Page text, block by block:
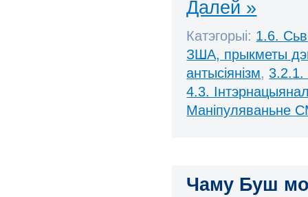
Далей »
Катэгорыі: 1.6.
ЗША, прыкметы
антысіянізм, 3.2.1.
4.3.
Маніпуляваньне
Чаму Буш